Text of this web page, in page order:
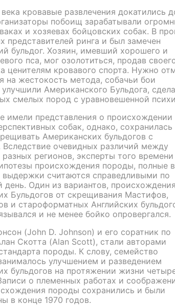
века кровавые развлечения докатились
побоищ зарабатывали
и хозяевах бойцовских собак. В
представителей ринга и был замечен
бульдог. Хозяин, имевший хорошего и
пса, мог озолотиться, продав
ценителям кровавого спорта. Нужно
на жестокость метода, собачьи бои
улучшили Американского Бульдога,
смелых пород с уравновешенной
имели представления о происхождении
собак, однако, сохранилась
Американских бульдогов с
Вследствие очевидных различий между
регионов, эксперты того времени
происхождения породы, полные
выдержки считаются справедливыми по
день. Один из вариантов, происхождения
Бульдогов от скрещивания Мастифов,
и староформатных Английских
и не менее бойко опровергался.
(John D. Johnson) и его соратник по
Скотта (Alan Scott), стали авторами
породы. К слову, семейство
улучшением и разведением
бульдогов на протяжении жизни
о племенных работах и
породы сохранились и были
в конце 1970 годов.